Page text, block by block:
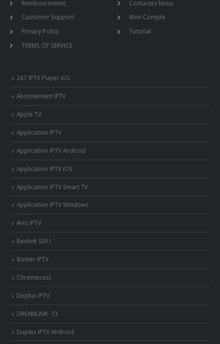
Remboursment
Customer Support
Privacy Policy
TERMS OF SERVICE
Contactez Nous
Mon Compte
Tutorial
247 IPTV Player iOS
Abonnement IPTV
Apple TV
Application IPTV
Application IPTV Android
Application IPTV iOS
Application IPTV Smart TV
Application IPTV Windows
Avis IPTV
Beelink SEA I
Boitier IPTV
Chromecast
Deplux IPTV
DREAMLINK T3
Duplex IPTV Android